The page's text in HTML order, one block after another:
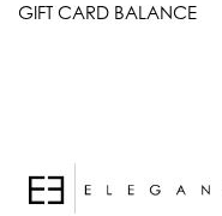
GIFT CARD BALANCE
Eleganza Israel